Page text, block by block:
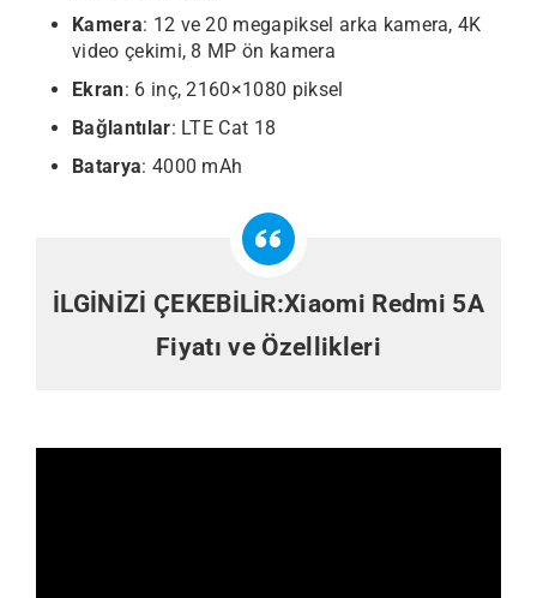
Kamera: 12 ve 20 megapiksel arka kamera, 4K
video çekimi, 8 MP ön kamera
Ekran: 6 inç, 2160×1080 piksel
Bağlantılar: LTE Cat 18
Batarya: 4000 mAh
İLGİNİZİ ÇEKEBİLİR:Xiaomi Redmi 5A
Fiyatı ve Özellikleri